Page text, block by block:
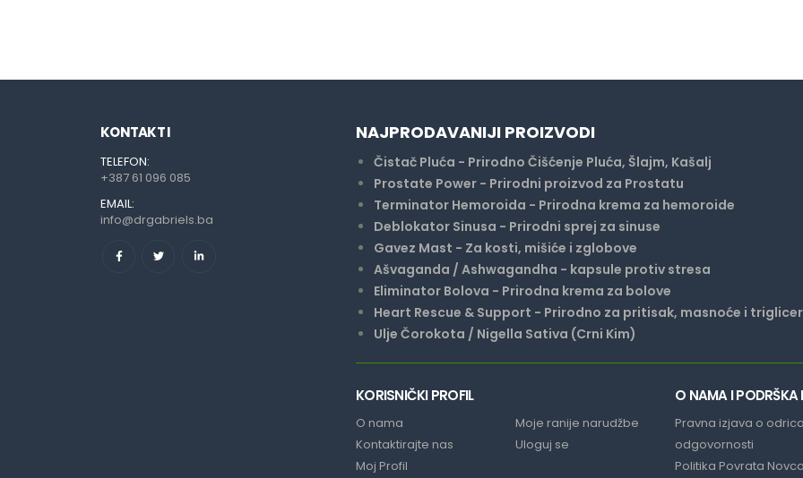
KONTAKT I
TELEFON:
+387 61 096 085
EMAIL:
info@drgabriels.ba
NAJPRODAVANIJI PROIZVODI
Čistač Pluća - Prirodno Čišćenje Pluća, Šlajm, Kašalj
Prostate Power - Prirodni proizvod za Prostatu
Terminator Hemoroida - Prirodna krema za hemoroide
Deblokator Sinusa - Prirodni sprej za sinuse
Gavez Mast - Za kosti, mišiće i zglobove
Ašvaganda / Ashwagandha - kapsule protiv stresa
Eliminator Bolova - Prirodna krema za bolove
Heart Rescue & Support - Prirodno za pritisak, masnoće i
Ulje Čorokota / Nigella Sativa (Crni Kim)
KORISNIČKI PROFIL
O nama
Kontaktirajte nas
Moj Profil
Moje ranije narudžbe
Uloguj se
O NAMA I PODRŠKA
Pravna izjava o
odgovornosti
Politika Povrata Novca